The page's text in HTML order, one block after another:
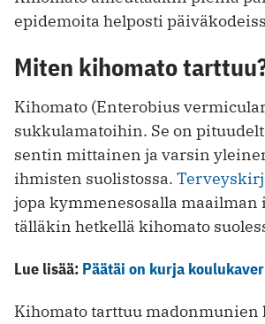
epidemoita helposti
Miten kihomato
Kihomato (Enterobius
sukkulamatoihin. Se on
sentin mittainen ja varsin
ihmisten suolistossa.
jopa kymmenesosalla maailman
tälläkin hetkellä kihomato
Lue lisää: Päätäi on kurja
Kihomato tarttuu madonmunien